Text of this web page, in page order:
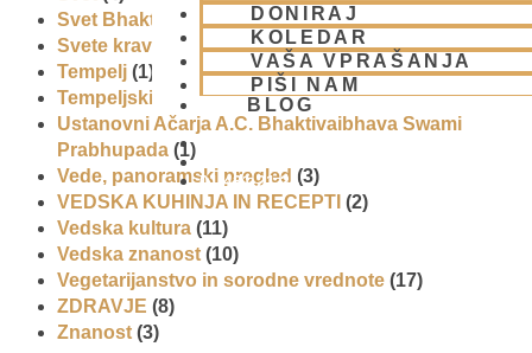
DONIRAJ
KOLEDAR
VAŠA VPRAŠANJA
PIŠI NAM
BLOG
01 431 21 24
Svet Bhakti
(5)
Svete krave
(1)
Tempelj (1)
Tempeljski utrip (5)
Ustanovni Ačarja A.C. Bhaktivaibhava Swami
Prabhupada (1)
Vede, panoramski pregled (3)
VEDSKA KUHINJA IN RECEPTI (2)
Vedska kultura (11)
Vedska znanost (10)
Vegetarijanstvo in sorodne vrednote (17)
ZDRAVJE (8)
Znanost (3)